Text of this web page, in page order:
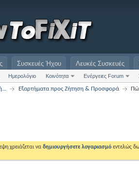
Ημερολόγιο Κοινότητα Ενέργειες Forum
Συσκευές Ήχου Λευκές Συσκευές
Εξαρτήματα προς Ζήτηση & Προσφορά
χρειάζεται ναδημιουργήσετε λογαριασμό εντελώς